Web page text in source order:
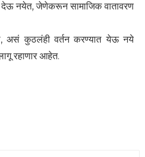
देऊ नयेत, जेणेकरून सामाजिक वातावरण
असं कुठलंही वर्तन करण्यात येऊ नये
रहाणार आहेत.